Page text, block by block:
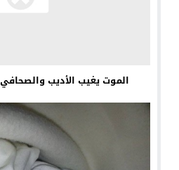
الموت يغيب الأديب